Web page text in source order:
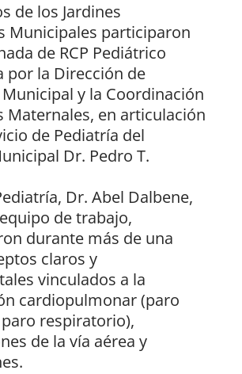
de los Jardines
Municipales participaron
de RCP Pediátrico
por la Dirección de
y la Coordinación
Maternales, en articulación
de Pediatría del
Dr. Pedro T.
Dr. Abel Dalbene,
de trabajo,
durante más de una
claros y
vinculados a la
cardiopulmonar (paro
respiratorio),
de la vía aérea y